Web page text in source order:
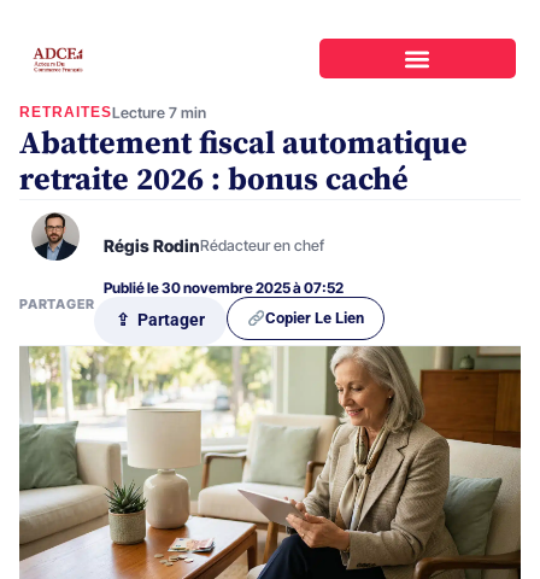
RETRAITESLecture 7 min
Abattement fiscal automatique
retraite 2026 : bonus caché
Régis RodinRédacteur en chef
Publié le 30 novembre 2025 à 07:52
PARTAGER
⇪ Partager Copier Le Lien